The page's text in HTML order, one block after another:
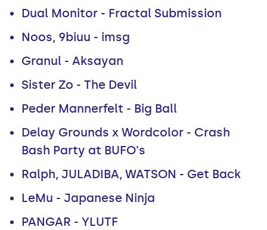
Dual Monitor - Fractal Submission
Noos, 9biuu - imsg
Granul - Aksayan
Sister Zo - The Devil
Peder Mannerfelt - Big Ball
Delay Grounds x Wordcolor - Crash
Bash Party at BUFO's
Ralph, JULADIBA, WATSON - Get Back
LeMu - Japanese Ninja
PANGAR - YLUTF